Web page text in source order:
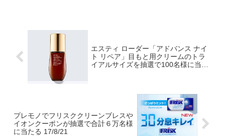
エスティ ローダー「アドバンス ナイ
ト リペア」目もと用クリームのトラ
イアルサイズを抽選で100名様に当た
プレモノでフリスククリーンブレスや
イオンクーポンが抽選で合計６万名様
に当たる 17/8/21